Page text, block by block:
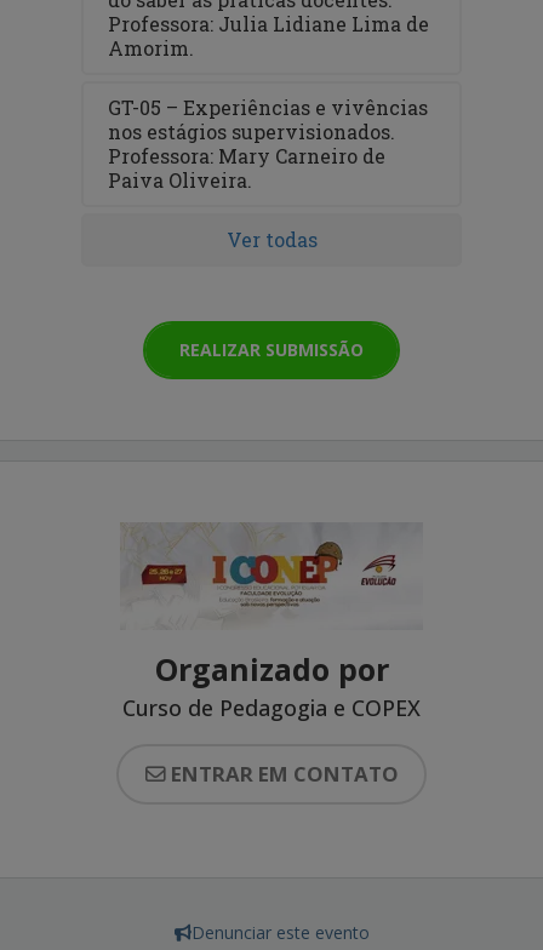
Professora: Julia Lidiane Lima de
Amorim.
GT-05 – Experiências e vivências
nos estágios supervisionados.
Professora: Mary Carneiro de
Paiva Oliveira.
Ver todas
REALIZAR SUBMISSÃO
Organizado por
Curso de Pedagogia e COPEX
ENTRAR EM CONTATO
Denunciar este evento